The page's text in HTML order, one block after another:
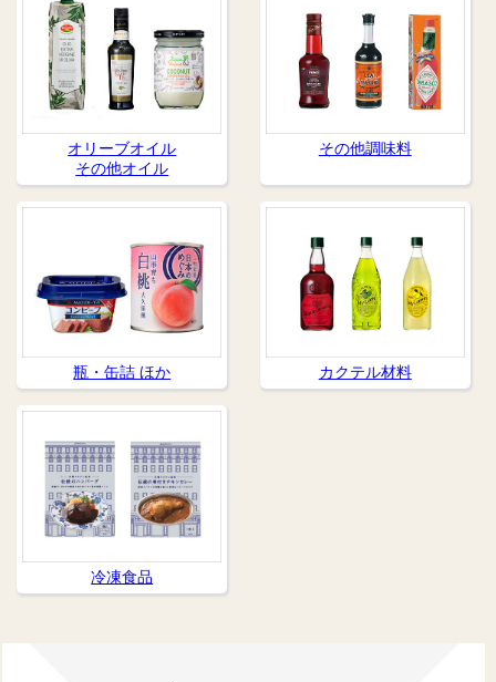
オリーブオイル
その他オイル
その他調味料
瓶・缶詰 ほか カクテル材料
冷凍食品